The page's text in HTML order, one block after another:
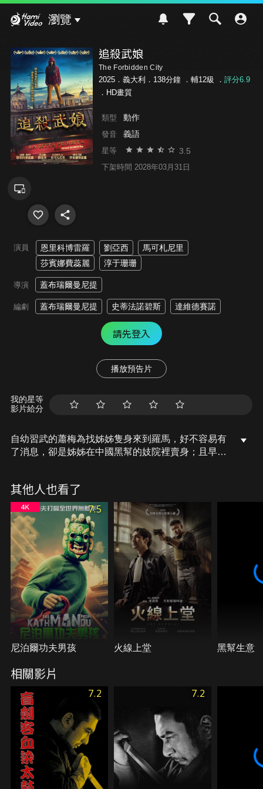
瀏覽
追殺武娘
The Forbidden City
2025．義大利．138分鐘 ． 輔12級 ． 評分6.9
．HD畫質
類型 動作
發音 義語
星等 3.5
下架時間 2028年03月31日
演員 恩里科博雷羅 劉亞西
馬可札尼里
莎賓娜費蕊麗
淳于珊珊
導演 蓋布瑞爾曼尼提
編劇 蓋布瑞爾曼尼提 史蒂法諾碧斯 達維德賽諾
請先登入
播放預告片
我的星等
影片給分
自幼習武的蕭梅為找姊姊隻身來到羅馬，好不容易有
了消息，卻是姊姊在中國黑幫的妓院裡賣身；且早已
在一次血戰中結識廚師馬切洛，語言不通又互看不順
眼的兩人，卻意外發現兩人的命運早已宿命般地牽
連…
其他人也看了
7.5
尼泊爾功夫男孩 火線上堂 黑幫生意
相關影片
7.2 7.2